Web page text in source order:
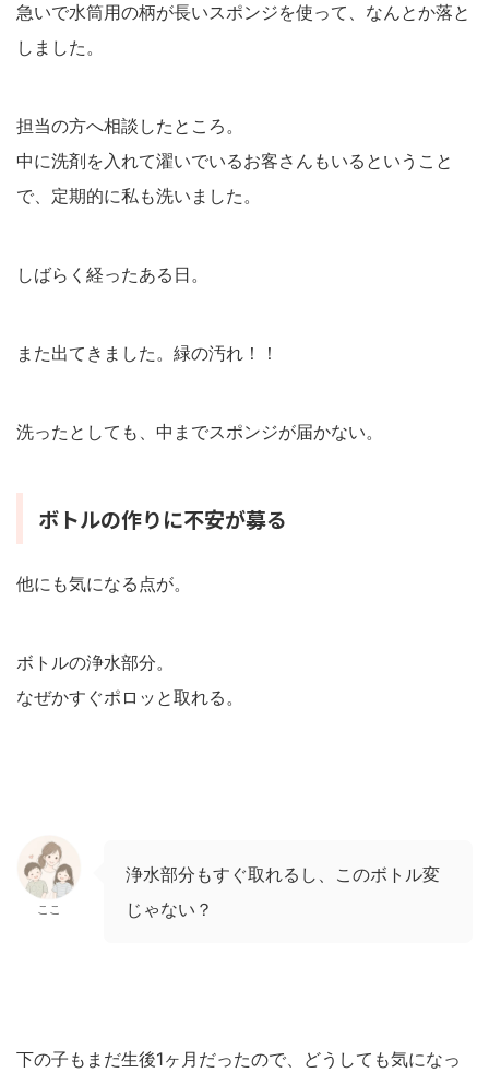
急いで水筒用の柄が長いスポンジを使って、なんとか落と
しました。
担当の方へ相談したところ。
中に洗剤を入れて濯いでいるお客さんもいるということ
で、定期的に私も洗いました。
しばらく経ったある日。
また出てきました。緑の汚れ！！
洗ったとしても、中までスポンジが届かない。
ボトルの作りに不安が募る
他にも気になる点が。
ボトルの浄水部分。
なぜかすぐポロッと取れる。
ここ
浄水部分もすぐ取れるし、このボトル変
じゃない？
下の子もまだ生後1ヶ月だったので、どうしても気になっ